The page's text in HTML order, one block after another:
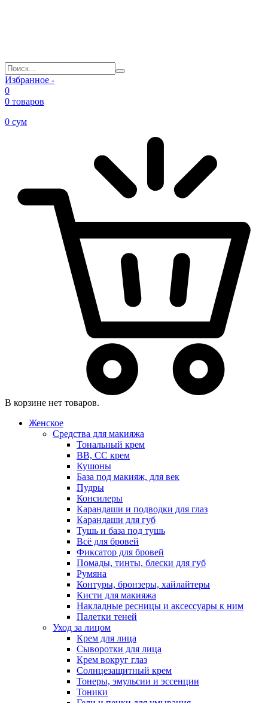
Избранное -
0
0 товаров
0 сум
В корзине нет товаров.
Женское
Средства для макияжа
Тональный крем
BB, CC крем
Кушоны
База под макияж, для век
Пудры
Консилеры
Карандаши и подводки для глаз
Карандаши для губ
Тушь и база под тушь
Всё для бровей
Фиксатор для бровей
Помады, тинты, блески для губ
Румяна
Контуры, бронзеры, хайлайтеры
Кисти для макияжа
Накладные ресницы и аксессуары к ним
Палетки теней
Уход за лицом
Крем для лица
Сыворотки для лица
Крем вокруг глаз
Солнцезащитный крем
Тонеры, эмульсии и эссенции
Тоники